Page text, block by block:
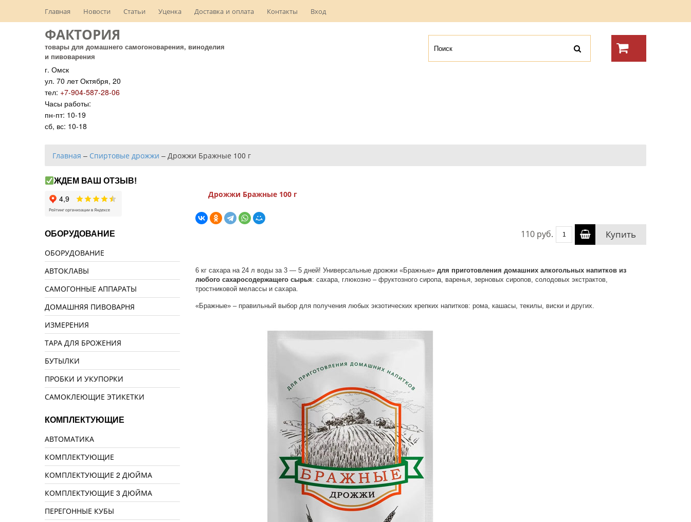
Главная Новости Статьи Уценка Доставка и оплата Контакты Вход
ФАКТОРИЯ
товары для домашнего самогоноварения, виноделия
и пивоварения
г. Омск
ул. 70 лет Октября, 20
тел: +7-904-587-28-06
Часы работы:
пн-пт: 10-19
сб, вс: 10-18
Главная – Спиртовые дрожжи – Дрожжи Бражные 100 г
Дрожжи Бражные 100 г
110 руб. Купить
6 кг сахара на 24 л воды за 3 — 5 дней! Универсальные дрожжи «Бражные» для приготовления домашних алкогольных напитков из
любого сахаросодержащего сырья: сахара, глюкозно – фруктозного сиропа, варенья, зерновых сиропов, солодовых экстрактов,
тростниковой мелассы и сахара.
«Бражные» – правильный выбор для получения любых экзотических крепких напитков: рома, кашасы, текилы, виски и других.
ЖДЕМ ВАШ ОТЗЫВ!
ОБОРУДОВАНИЕ
ОБОРУДОВАНИЕ
АВТОКЛАВЫ
САМОГОННЫЕ АППАРАТЫ
ДОМАШНЯЯ ПИВОВАРНЯ
ИЗМЕРЕНИЯ
ТАРА ДЛЯ БРОЖЕНИЯ
БУТЫЛКИ
ПРОБКИ И УКУПОРКИ
САМОКЛЕЮЩИЕ ЭТИКЕТКИ
КОМПЛЕКТУЮЩИЕ
АВТОМАТИКА
КОМПЛЕКТУЮЩИЕ
КОМПЛЕКТУЮЩИЕ 2 ДЮЙМА
КОМПЛЕКТУЮЩИЕ 3 ДЮЙМА
ПЕРЕГОННЫЕ КУБЫ